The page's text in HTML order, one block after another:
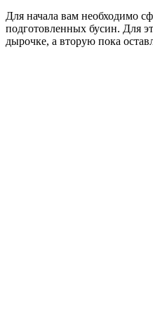
Для начала вам необходимо
подготовленных бусин. Для
дырочке, а вторую пока